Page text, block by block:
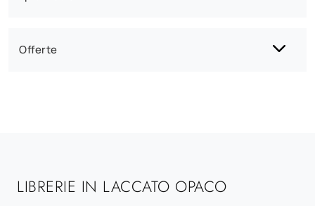
Offerte
LIBRERIE IN LACCATO OPACO